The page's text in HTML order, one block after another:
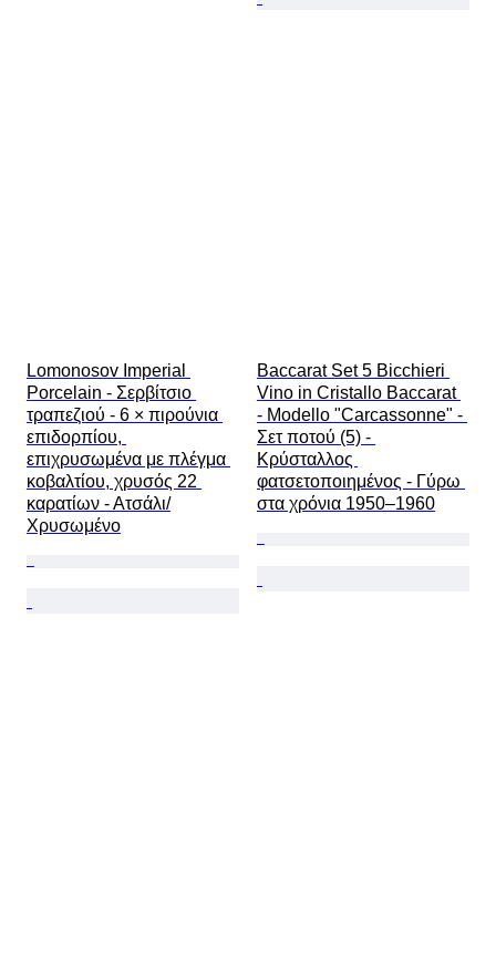
Lomonosov Imperial
Porcelain - Σερβίτσιο
τραπεζιού - 6 × πιρούνια
επιδορπίου,
επιχρυσωμένα με πλέγμα
κοβαλτίου, χρυσός 22
καρατίων - Ατσάλι/
Χρυσωμένο
Baccarat Set 5 Bicchieri
Vino in Cristallo Baccarat
- Modello "Carcassonne" -
Σετ ποτού (5) -
Κρύσταλλος
φατσετοποιημένος - Γύρω
στα χρόνια 1950–1960